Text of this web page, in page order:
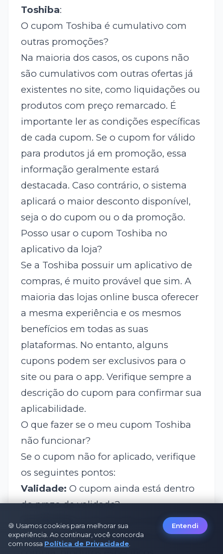
Toshiba:
O cupom Toshiba é cumulativo com
outras promoções?
Na maioria dos casos, os cupons não
são cumulativos com outras ofertas já
existentes no site, como liquidações ou
produtos com preço remarcado. É
importante ler as condições específicas
de cada cupom. Se o cupom for válido
para produtos já em promoção, essa
informação geralmente estará
destacada. Caso contrário, o sistema
aplicará o maior desconto disponível,
seja o do cupom ou o da promoção.
Posso usar o cupom Toshiba no
aplicativo da loja?
Se a Toshiba possuir um aplicativo de
compras, é muito provável que sim. A
maioria das lojas online busca oferecer
a mesma experiência e os mesmos
benefícios em todas as suas
plataformas. No entanto, alguns
cupons podem ser exclusivos para o
site ou para o app. Verifique sempre a
descrição do cupom para confirmar sua
aplicabilidade.
O que fazer se o meu cupom Toshiba
não funcionar?
Se o cupom não for aplicado, verifique
os seguintes pontos:
Validade: O cupom ainda está dentro
do prazo de validade?
Você atende a todas as
condições? (Ex: valor mínimo de
🍪 Usamos cookies para melhorar sua
experiência. Ao continuar, você concorda
com nossa Política de Privacidade
Entendi